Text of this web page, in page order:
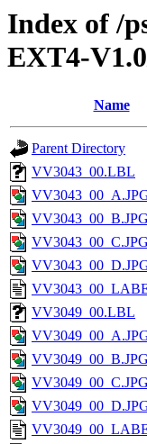
Index of /
EXT4-
Name
Parent Directory
VV3043_00.LBL
VV3043_00_B.JPG
VV3043_00_C.JPG
VV3049_00.LBL
VV3049_00_B.JPG
VV3049_00_C.JPG